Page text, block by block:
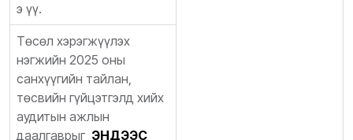
э үү.
Төсөл хэрэгжүүлэх
нэгжийн 2025 оны
санхүүгийн тайлан,
төсвийн гүйцэтгэлд хийх
аудитын ажлын
даалгаврыг ЭНДЭЭС